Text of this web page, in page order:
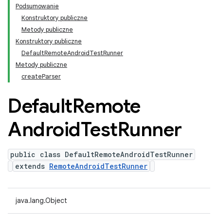
Podsumowanie
Konstruktory publiczne
Metody publiczne
Konstruktory publiczne
DefaultRemoteAndroidTestRunner
Metody publiczne
createParser
DefaultRemote
AndroidTestRunner
public class DefaultRemoteAndroidTestRunner
extends RemoteAndroidTestRunner
java.lang.Object